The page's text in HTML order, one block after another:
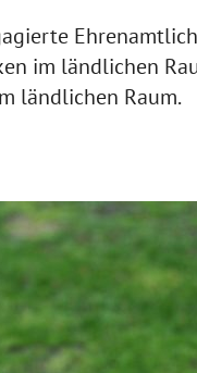
im ländlichen
ländlichen Raum.